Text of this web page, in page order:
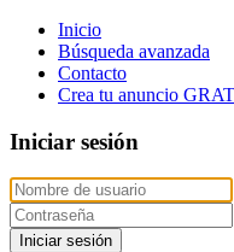
Inicio
Búsqueda avanzada
Contacto
Crea tu anuncio
Iniciar sesión
Iniciar sesión